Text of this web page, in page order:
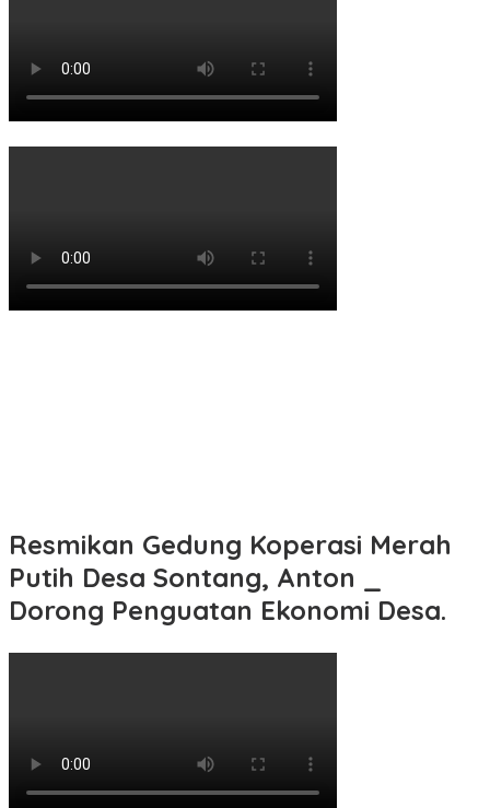
Resmikan Gedung Koperasi Merah
Putih Desa Sontang, Anton _
Dorong Penguatan Ekonomi Desa.